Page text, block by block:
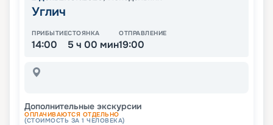
Углич
ПРИБЫТИЕ
14:00
СТОЯНКА
5 ч 00 мин
ОТПРАВЛЕНИЕ
19:00
Дополнительные экскурсии
ОПЛАЧИВАЮТСЯ ОТДЕЛЬНО
(СТОИМОСТЬ ЗА 1 ЧЕЛОВЕКА)